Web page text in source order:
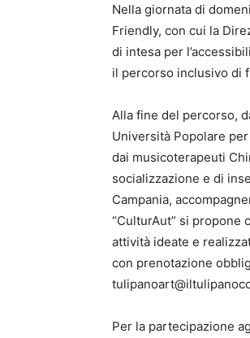
Nella giornata di
Friendly, con cui la
di intesa per
il percorso inclusivo di
Alla fine del percorso,
Università Popolare
dai musicoterapeuti
socializzazione e di
Campania,
“CulturAut” si propone
attività ideate e
con prenotazione
Per la partecipazione